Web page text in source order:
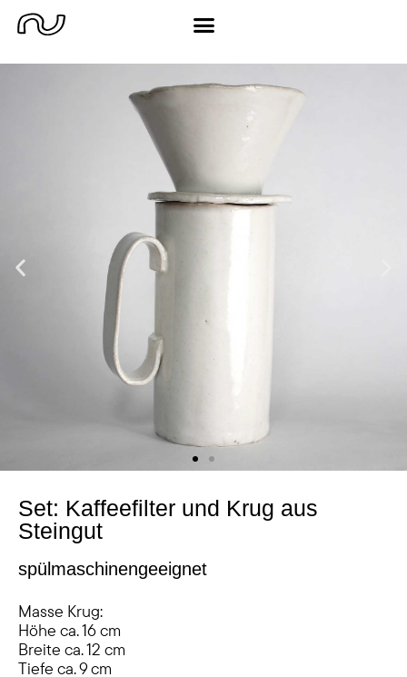
Set: Kaffeefilter und Krug aus
Steingut
spülmaschinengeeignet
Masse Krug:
Höhe ca. 16 cm
Breite ca. 12 cm
Tiefe ca. 9 cm